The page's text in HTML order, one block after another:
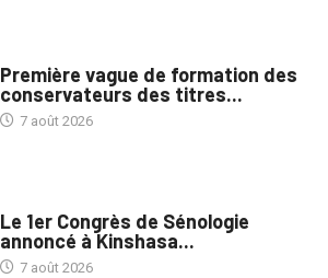
Première vague de formation des
conservateurs des titres...
7 août 2026
Le 1er Congrès de Sénologie
annoncé à Kinshasa...
7 août 2026